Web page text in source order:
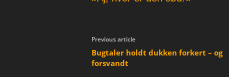
Previous article
Bugtaler holdt dukken forkert – og
forsvandt